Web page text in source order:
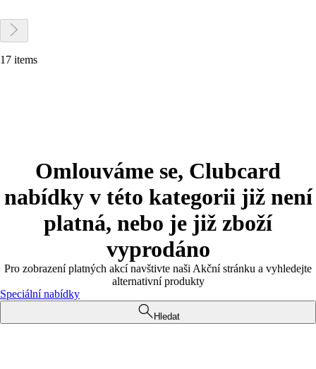
17 items
Omlouváme se, Clubcard
nabídky v této kategorii již není
platná, nebo je již zboží
vyprodáno
Pro zobrazení platných akcí navštivte naši Akční stránku a vyhledejte
alternativní produkty
Speciální nabídky
Hledat